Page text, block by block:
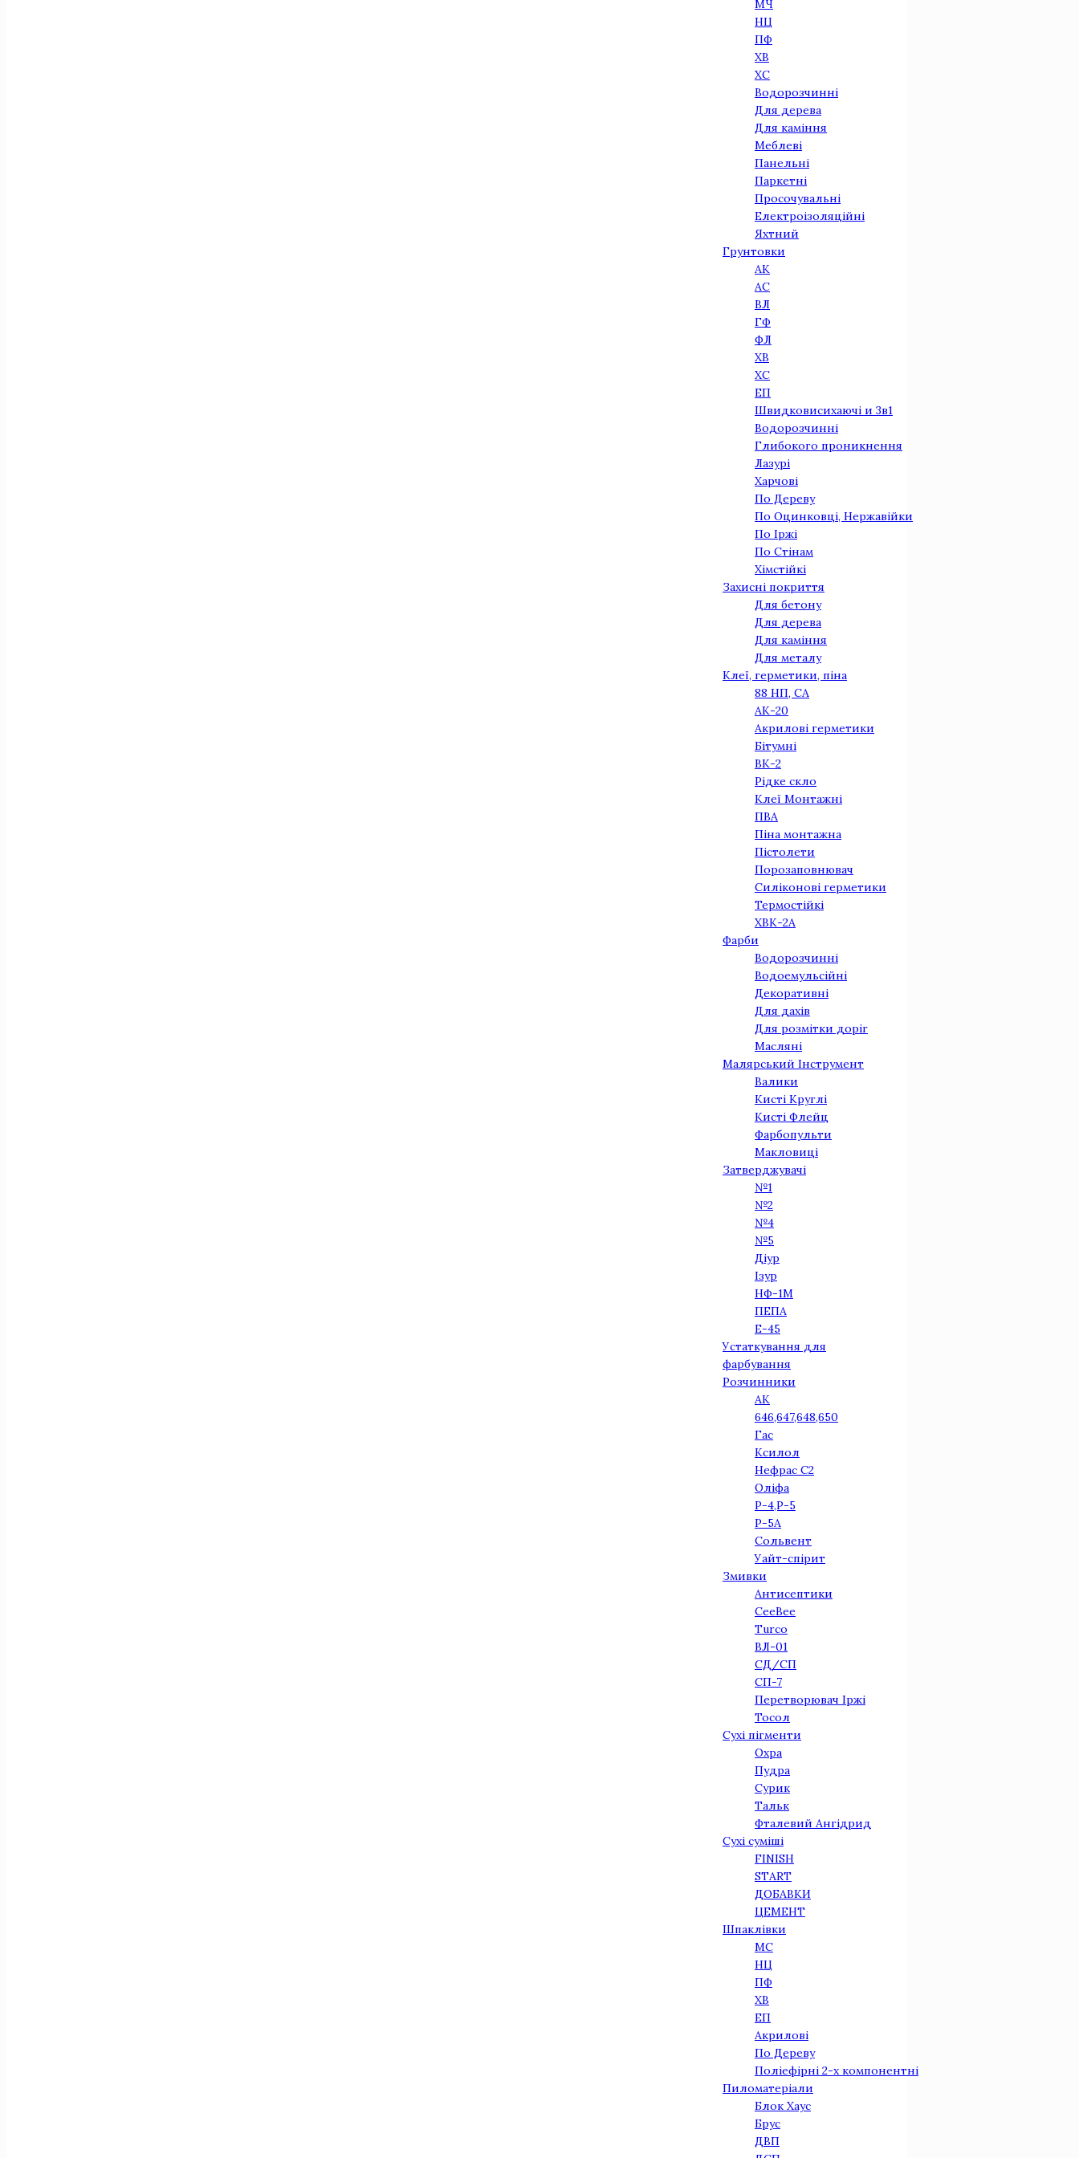
МЧ
НЦ
ПФ
ХВ
ХС
Водорозчинні
Для дерева
Для камiння
Меблеві
Панельнi
Паркетнi
Просочувальні
Електроізоляційні
Яхтний
Грунтовки
АК
АС
ВЛ
ГФ
ФЛ
ХВ
ХС
ЕП
Швидковисихаючі и 3в1
Водорозчинні
Глибокого проникнення
Лазурі
Харчові
По Дереву
По Оцинковцi, Нержавiйки
По Iржi
По Стiнам
Хімстійкі
Захисні покриття
Для бетону
Для дерева
Для камiння
Для металу
Клеї, герметики, піна
88 НП, СА
АК-20
Акрилові герметики
Бітумні
ВК-2
Рідке скло
Клеї Монтажнi
ПВА
Піна монтажна
Пістолети
Порозаповнювач
Силіконові герметики
Термостійкі
ХВК-2А
Фарби
Водорозчинні
Водоемульсійні
Декоративні
Для дахів
Для розмітки доріг
Масляні
Малярський Інструмент
Валики
Кисті Круглі
Кисті Флейц
Фарбопульти
Макловиці
Затверджувачі
№1
№2
№4
№5
Діур
Iзур
НФ-1М
ПЕПА
Е-45
Устаткування для
фарбування
Розчинники
АК
646,647,648,650
Гас
Ксилол
Нефрас С2
Оліфа
Р-4,Р-5
Р-5А
Сольвент
Уайт-спірит
Змивки
Антисептики
CeeBee
Turco
ВЛ-01
СД/СП
СП-7
Перетворювач Іржi
Тосол
Сухі пігменти
Охра
Пудра
Сурик
Тальк
Фталевий Ангідрид
Сухі суміші
FINISH
START
ДОБАВКИ
ЦЕМЕНТ
Шпаклівки
МС
НЦ
ПФ
ХВ
ЕП
Акрилові
По Дереву
Поліефірні 2-х компонентні
Пиломатеріали
Блок Хаус
Брус
ДВП